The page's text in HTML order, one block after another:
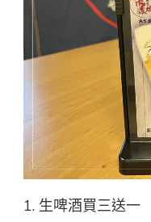
1. 生啤酒買三送一